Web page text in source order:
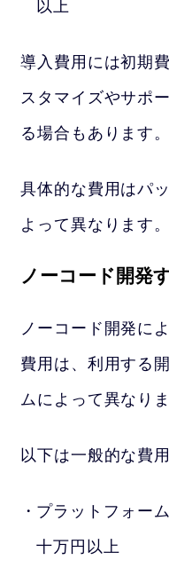
以上
導入費用には初期
スタマイズやサポ
る場合もあります。
具体的な費用はパ
よって異なります。
ノーコード開発
ノーコード開発に
費用は、利用する
ムによって異なりま
以下は一般的な費
プラットフォー
十万円以上